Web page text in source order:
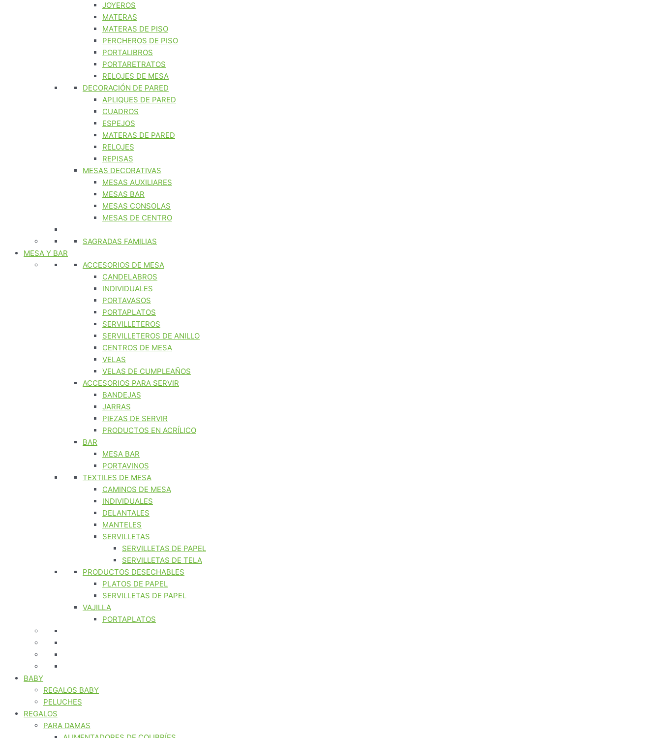
JOYEROS
MATERAS
MATERAS DE PISO
PERCHEROS DE PISO
PORTALIBROS
PORTARETRATOS
RELOJES DE MESA
DECORACIÓN DE PARED
APLIQUES DE PARED
CUADROS
ESPEJOS
MATERAS DE PARED
RELOJES
REPISAS
MESAS DECORATIVAS
MESAS AUXILIARES
MESAS BAR
MESAS CONSOLAS
MESAS DE CENTRO
SAGRADAS FAMILIAS
MESA Y BAR
ACCESORIOS DE MESA
CANDELABROS
INDIVIDUALES
PORTAVASOS
PORTAPLATOS
SERVILLETEROS
SERVILLETEROS DE ANILLO
CENTROS DE MESA
VELAS
VELAS DE CUMPLEAÑOS
ACCESORIOS PARA SERVIR
BANDEJAS
JARRAS
PIEZAS DE SERVIR
PRODUCTOS EN ACRÍLICO
BAR
MESA BAR
PORTAVINOS
TEXTILES DE MESA
CAMINOS DE MESA
INDIVIDUALES
DELANTALES
MANTELES
SERVILLETAS
SERVILLETAS DE PAPEL
SERVILLETAS DE TELA
PRODUCTOS DESECHABLES
PLATOS DE PAPEL
SERVILLETAS DE PAPEL
VAJILLA
PORTAPLATOS
BABY
REGALOS BABY
PELUCHES
REGALOS
PARA DAMAS